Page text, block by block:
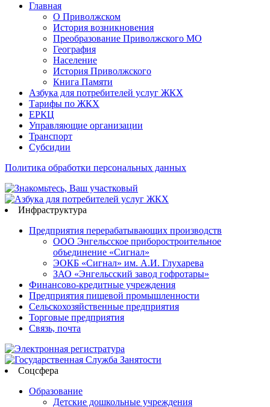
Главная
О Приволжском
История возникновения
Преобразование Приволжского МО
География
Население
История Приволжского
Книга Памяти
Азбука для потребителей услуг ЖКХ
Тарифы по ЖКХ
ЕРКЦ
Управляющие организации
Транспорт
Субсидии
Политика обработки персональных данных
Инфраструктура
Предприятия перерабатывающих производств
ООО Энгельсское приборостроительное
объединение «Сигнал»
ЭОКБ «Сигнал» им. А.И. Глухарева
ЗАО «Энгельсский завод гофротары»
Финансово-кредитные учреждения
Предприятия пищевой промышленности
Сельскохозяйственные предприятия
Торговые предприятия
Связь, почта
Соцсфера
Образование
Детские дошкольные учреждения